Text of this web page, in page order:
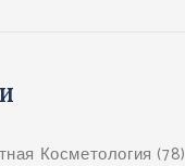
Косметология (78)